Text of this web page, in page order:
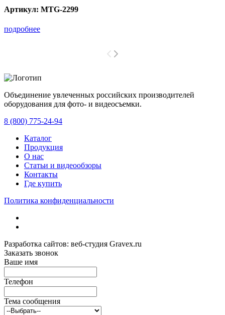
Артикул: MTG-2299
подробнее
Объединение увлеченных российских производителей
оборудования для фото- и видеосъемки.
8 (800) 775-24-94
Каталог
Продукция
О нас
Статьи и видеообзоры
Контакты
Где купить
Политика конфиденциальности
Разработка сайтов: веб-студия Gravex.ru
Заказать звонок
Ваше имя
Телефон
Тема сообщения